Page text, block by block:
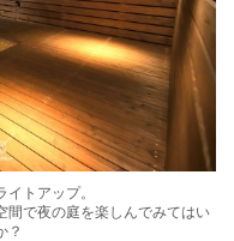
トアップ。
間で夜の庭を楽しんでみてはい
？